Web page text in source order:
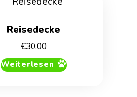
Reisedecke
€30,00
Weiterlesen